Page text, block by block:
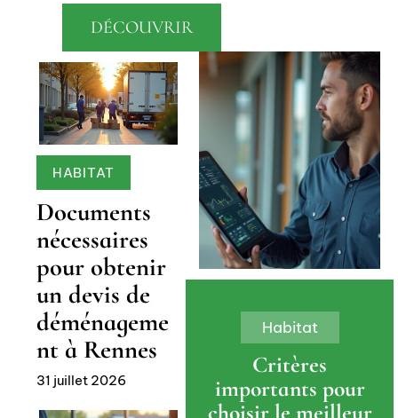
DÉCOUVRIR
HABITAT
Documents
nécessaires
pour obtenir
un devis de
déménageme
nt à Rennes
31 juillet 2026
Habitat
Critères
importants pour
choisir le meilleur